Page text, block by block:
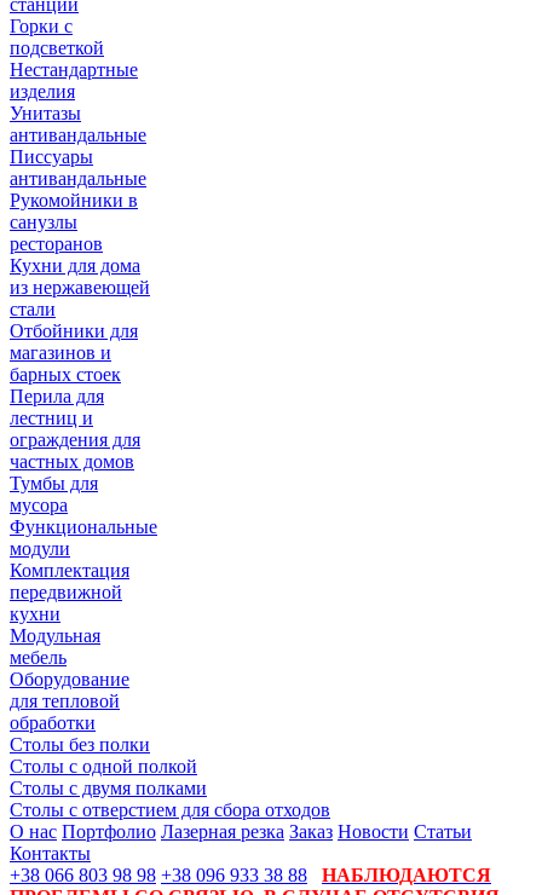
станции
Горки с
подсветкой
Нестандартные
изделия
Унитазы
антивандальные
Писсуары
антивандальные
Рукомойники в
санузлы
ресторанов
Кухни для дома
из нержавеющей
стали
Отбойники для
магазинов и
барных стоек
Перила для
лестниц и
ограждения для
частных домов
Тумбы для
мусора
Функциональные
модули
Комплектация
передвижной
кухни
Модульная
мебель
Оборудование
для тепловой
обработки
Столы без полки
Столы с одной полкой
Столы с двумя полками
Столы с отверстием для сбора отходов
О нас Портфолио Лазерная резка Заказ Новости Статьи
Контакты
+38 066 803 98 98 +38 096 933 38 88
НАБЛЮДАЮТСЯ